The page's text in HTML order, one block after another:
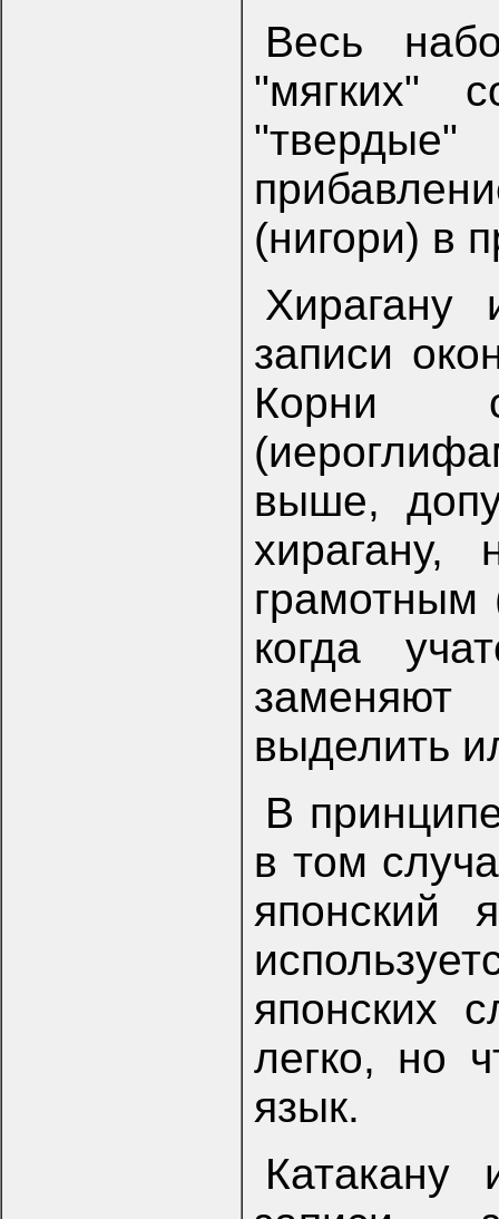
Весь
"мягких"
(нигори) в
Хирагану
записи
Корни
выше,
хирагану,
грамотным
когда
заменяют
выделить
В
в том
японский
японских
легко, но
язык.
Катакану